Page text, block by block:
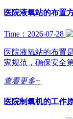
医院液氧站的布置
Time：2026-07-28
医院液氧站的布置
家规范，确保安全第
查看更多+
医院制氧机的工作